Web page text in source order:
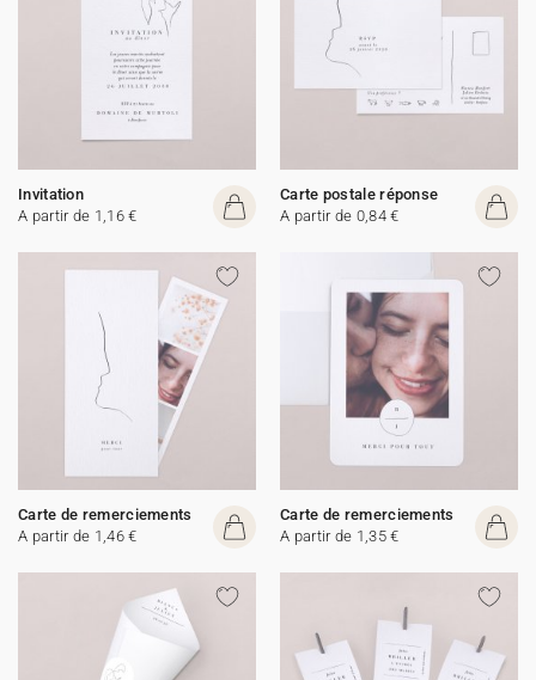
Invitation
A partir de 1,16 €
Carte postale réponse
A partir de 0,84 €
Carte de remerciements
A partir de 1,46 €
Carte de remerciements
A partir de 1,35 €